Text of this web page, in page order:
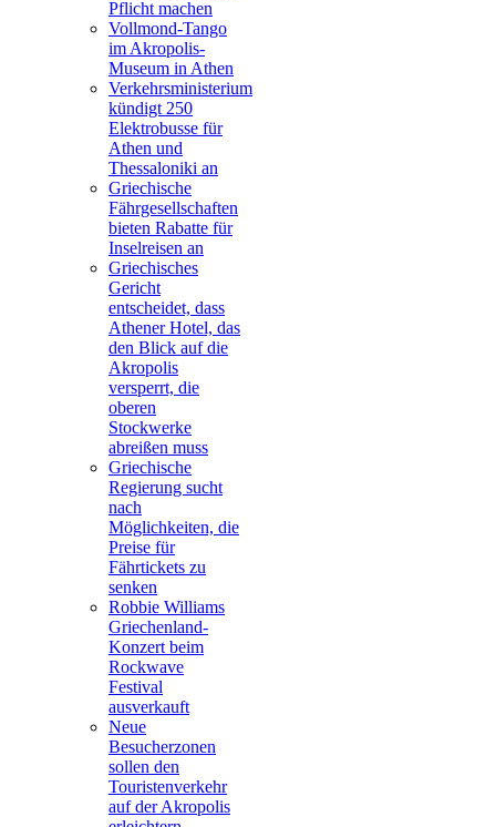
Pflicht machen
Vollmond-Tango
im Akropolis-
Museum in Athen
Verkehrsministerium
kündigt 250
Elektrobusse für
Athen und
Thessaloniki an
Griechische
Fährgesellschaften
bieten Rabatte für
Inselreisen an
Griechisches
Gericht
entscheidet, dass
Athener Hotel, das
den Blick auf die
Akropolis
versperrt, die
oberen
Stockwerke
abreißen muss
Griechische
Regierung sucht
nach
Möglichkeiten, die
Preise für
Fährtickets zu
senken
Robbie Williams
Griechenland-
Konzert beim
Rockwave
Festival
ausverkauft
Neue
Besucherzonen
sollen den
Touristenverkehr
auf der Akropolis